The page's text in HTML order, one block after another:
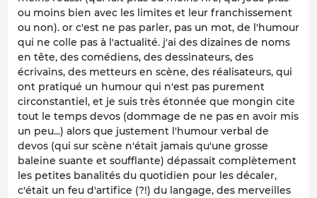
ou moins bien avec les limites et leur franchissement
ou non). or c'est ne pas parler, pas un mot, de l'humour
qui ne colle pas à l'actualité. j'ai des dizaines de noms
en tête, des comédiens, des dessinateurs, des
écrivains, des metteurs en scène, des réalisateurs, qui
ont pratiqué un humour qui n'est pas purement
circonstantiel, et je suis très étonnée que mongin cite
tout le temps devos (dommage de ne pas en avoir mis
un peu...) alors que justement l'humour verbal de
devos (qui sur scène n'était jamais qu'une grosse
baleine suante et soufflante) dépassait complètement
les petites banalités du quotidien pour les décaler,
c'était un feu d'artifice (?!) du langage, des merveilles